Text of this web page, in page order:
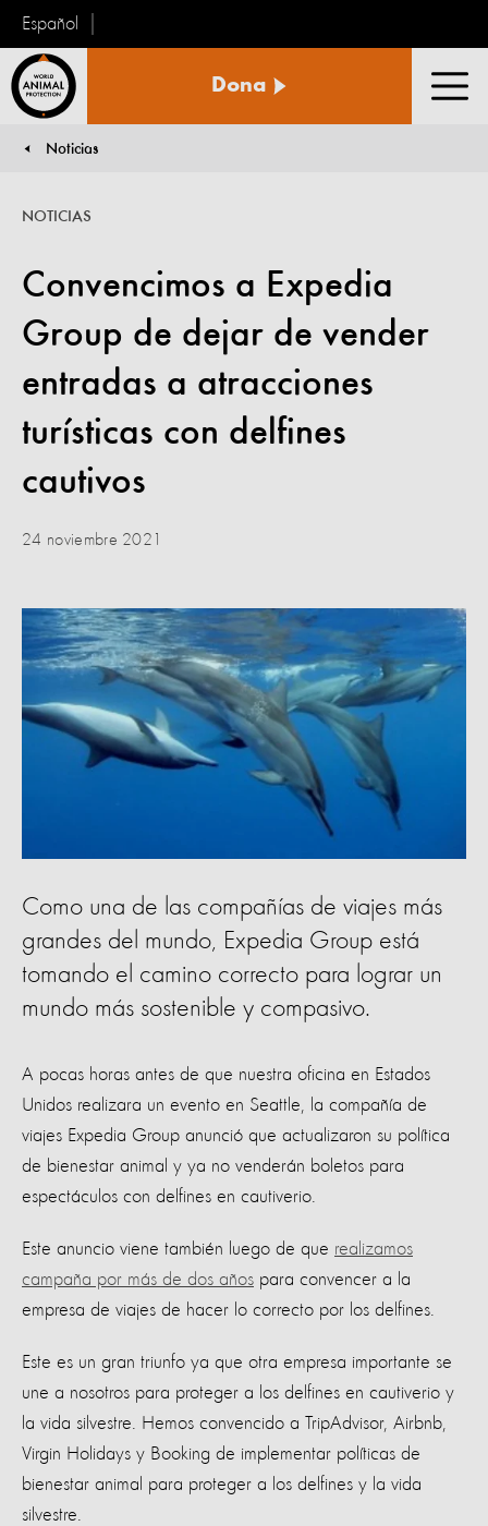
Español
Animal
Dona
Noticias
Convencimos a Expedia
Group de dejar de vender
entradas a atracciones
turísticas con delfines
cautivos
NOTICIAS
24 noviembre 2021
Como una de las compañías de viajes más
grandes del mundo, Expedia Group está
tomando el camino correcto para lograr un
mundo más sostenible y compasivo.
A pocas horas antes de que nuestra oficina en Estados
Unidos realizara un evento en Seattle, la compañía de
viajes Expedia Group anunció que actualizaron su política
de bienestar animal y ya no venderán boletos para
espectáculos con delfines en cautiverio.
Este anuncio viene también luego de que realizamos
campaña por más de dos años para convencer a la
empresa de viajes de hacer lo correcto por los delfines.
Este es un gran triunfo ya que otra empresa importante se
une a nosotros para proteger a los delfines en cautiverio y
la vida silvestre. Hemos convencido a TripAdvisor, Airbnb,
Virgin Holidays y Booking de implementar políticas de
bienestar animal para proteger a los delfines y la vida
silvestre.